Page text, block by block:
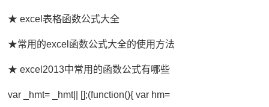
★ excel表格函数公式大全
★常用的excel函数公式大全的使用方法
★ excel2013中常用的函数公式有哪些
var _hmt= _hmt|| [];(function(){ var hm=